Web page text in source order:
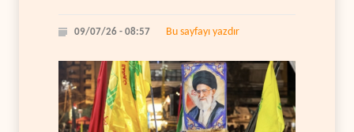
09/07/26 - 08:57 Bu sayfayı yazdır